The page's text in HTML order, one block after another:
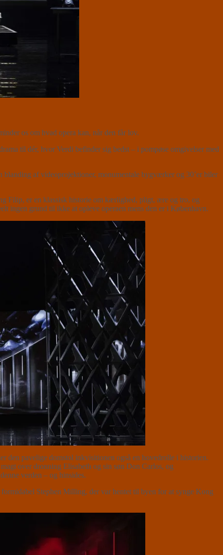
os om hvad opera kan, når den får lov.
til dér, hvor Verdi befinder sig bedst – i pompøse omgivelser med
blanding af videoprojektioner, monumentale bygværker og 30’er biler
Filip, er en klassisk historie om kærlighed, pligt, ære og tro, og
ingen grund til ikke at opleve operaen mens den er i København.
den pavelige domstol inkvisitionen også en hovedrolle i historien.
over dronning Elisabeth og sin søn Don Carlos, og
verden – og hinsides.
Stephen Milling, der var hentet til byen for at synge Kong